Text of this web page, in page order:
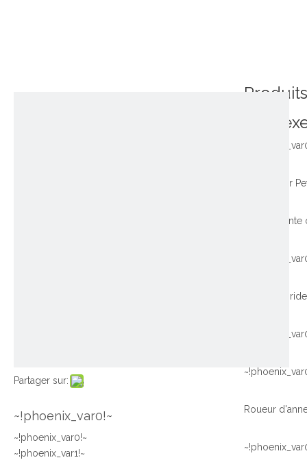
Partager sur:
~!phoenix_var0!~
~!phoenix_var0!~
~!phoenix_var1!~
Produits